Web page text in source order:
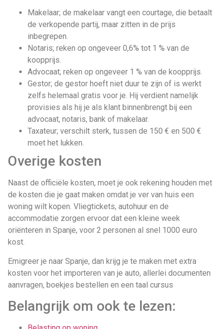
Makelaar; de makelaar vangt een courtage, die betaalt
de verkopende partij, maar zitten in de prijs
inbegrepen.
Notaris; reken op ongeveer 0,6% tot 1 % van de
koopprijs.
Advocaat; reken op ongeveer 1 % van de koopprijs.
Gestor; de gestor hoeft niet duur te zijn of is werkt
zelfs helemaal gratis voor je. Hij verdient namelijk
provisies als hij je als klant binnenbrengt bij een
advocaat, notaris, bank of makelaar.
Taxateur; verschilt sterk, tussen de 150 € en 500 €
moet het lukken.
Overige kosten
Naast de officiële kosten, moet je ook rekening houden met
de kosten die je gaat maken omdat je ver van huis een
woning wilt kopen. Vliegtickets, autohuur en de
accommodatie zorgen ervoor dat een kleine week
oriënteren in Spanje, voor 2 personen al snel 1000 euro
kost.
Emigreer je naar Spanje, dan krijg je te maken met extra
kosten voor het importeren van je auto, allerlei documenten
aanvragen, boekjes bestellen en een taal cursus
Belangrijk om ook te lezen: